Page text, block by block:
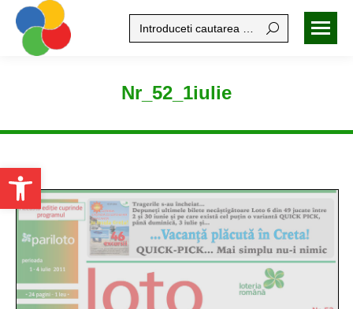
Open toolbar
Search:
Nr_52_1iulie